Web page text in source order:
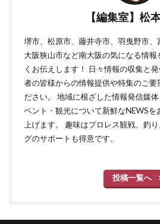
【編集室】松
堺市、松原市、藤井寺市、羽曳野市、
大阪狭山市など南大阪の気になる情
くお伝えします！ 日々情報の収集と
者の皆様からの情報提供や特集のご要
ださい。 地域に根ざした情報発信媒
ベント・観光について新鮮なNEWSを
上げます。 趣味はプロレス観戦、釣
グのサポートも得意です。
投稿一覧へ